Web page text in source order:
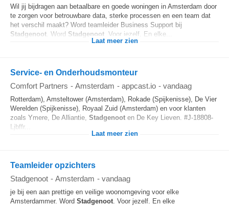
Wil jij bijdragen aan betaalbare en goede woningen in Amsterdam door
te zorgen voor betrouwbare data, sterke processen en een team dat
het verschil maakt? Word teamleider Business Support bij
Stadgenoot . Word Stadgenoot . Voor jezelf. En elke...
Laat meer zien
Service- en Onderhoudsmonteur
Comfort Partners - Amsterdam - appcast.io - vandaag
Rotterdam), Amsteltower (Amsterdam), Rokade (Spijkenisse), De Vier
Werelden (Spijkenisse), Royaal Zuid (Amsterdam) en voor klanten
zoals Ymere, De Alliantie, Stadgenoot en De Key Lieven. #J-18808-
Ljbffr...
Laat meer zien
Teamleider opzichters
Stadgenoot - Amsterdam - vandaag
je bij een aan prettige en veilige woonomgeving voor elke
Amsterdammer. Word Stadgenoot. Voor jezelf. En elke